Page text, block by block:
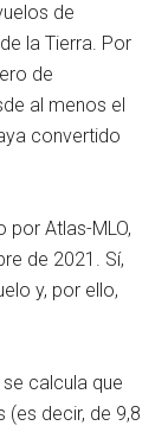
de
la Tierra. Por
de
al menos el
convertido
por Atlas-MLO,
de 2021. Sí,
y, por ello,
calcula que
(es decir, de 9,8